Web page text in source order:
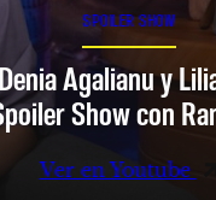
SPOILER SHOW
Agalianu y
Show con
Ver en Youtube